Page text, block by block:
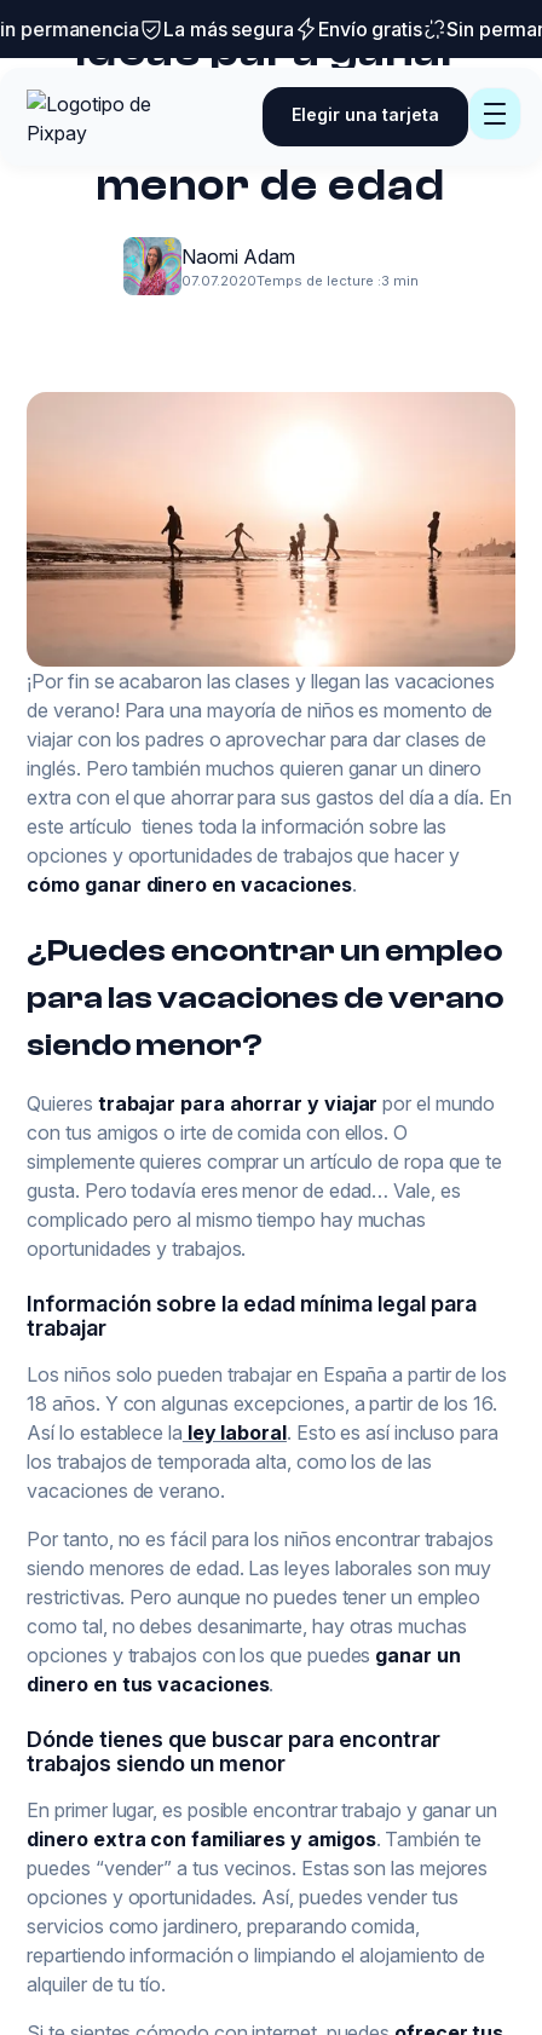
permanencia La más segura Envío gratis Sin
Elegir una tarjeta
Trucos y consejos
Ideas para ganar
dinero en
vacaciones siendo
menor de edad
Naomi Adam
07.07.2020Temps de lecture :3 min
¡Por fin se acabaron las clases y llegan las vacaciones
de verano! Para una mayoría de niños es momento de
viajar con los padres o aprovechar para dar clases de
inglés. Pero también muchos quieren ganar un dinero
extra con el que ahorrar para sus gastos del día a día. En
este artículo tienes toda la información sobre las
opciones y oportunidades de trabajos que hacer y
cómo ganar dinero en vacaciones.
¿Puedes encontrar un empleo
para las vacaciones de verano
siendo menor?
Quieres trabajar para ahorrar y viajar por el mundo
con tus amigos o irte de comida con ellos. O
simplemente quieres comprar un artículo de ropa que te
gusta. Pero todavía eres menor de edad… Vale, es
complicado pero al mismo tiempo hay muchas
oportunidades y trabajos.
Información sobre la edad mínima legal para
trabajar
Los niños solo pueden trabajar en España a partir de los
18 años. Y con algunas excepciones, a partir de los 16.
Así lo establece la ley laboral. Esto es así incluso para
los trabajos de temporada alta, como los de las
vacaciones de verano.
Por tanto, no es fácil para los niños encontrar trabajos
siendo menores de edad. Las leyes laborales son muy
restrictivas. Pero aunque no puedes tener un empleo
como tal, no debes desanimarte, hay otras muchas
opciones y trabajos con los que puedes ganar un
dinero en tus vacaciones.
Dónde tienes que buscar para encontrar
trabajos siendo un menor
En primer lugar, es posible encontrar trabajo y ganar un
dinero extra con familiares y amigos. También te
puedes “vender” a tus vecinos. Estas son las mejores
opciones y oportunidades. Así, puedes vender tus
servicios como jardinero, preparando comida,
repartiendo información o limpiando el alojamiento de
alquiler de tu tío.